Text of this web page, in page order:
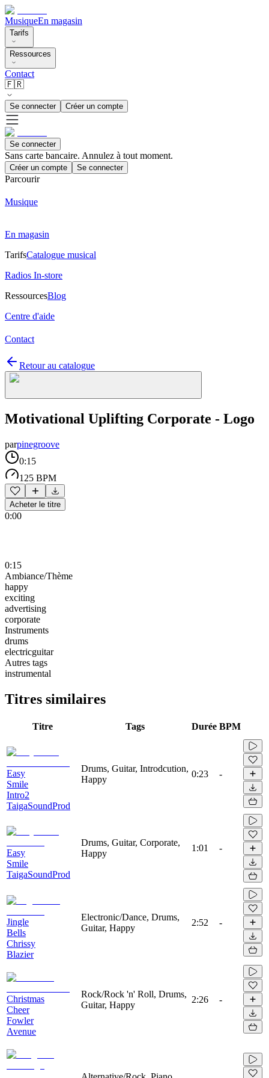
MusiqueEn magasin
Tarifs
Ressources
Contact
🇫🇷
Se connecter Créer un compte
Se connecter
Sans carte bancaire. Annulez à tout moment.
Créer un compte Se connecter
Parcourir
Musique
En magasin
TarifsCatalogue musical
Radios In-store
RessourcesBlog
Centre d'aide
Contact
Retour au catalogue
Motivational Uplifting Corporate - Logo
parpinegroove
0:15
125 BPM
Acheter le titre
0:00
0:15
Ambiance/Thème
happy
exciting
advertising
corporate
Instruments
drums
electricguitar
Autres tags
instrumental
Titres similaires
Titre Tags Durée BPM
Easy
Smile
Intro2
TaigaSoundProd
Drums, Guitar, Introdcution,
Happy
0:23 -
Easy
Smile
TaigaSoundProd
Drums, Guitar, Corporate,
Happy
1:01 -
Jingle
Bells
Chrissy
Blazier
Electronic/Dance, Drums,
Guitar, Happy
2:52 -
Christmas
Cheer
Fowler
Avenue
Rock/Rock 'n' Roll, Drums,
Guitar, Happy
2:26 -